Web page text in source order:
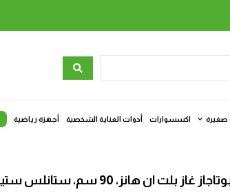
صغيرة اكسسوارات أدوات العناية الشخصية أجهزة رياضية
غاز بلت ان هانز، 90 سم، ستانلس ستيل